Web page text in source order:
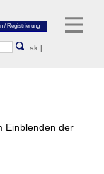
sk |
Einblenden der